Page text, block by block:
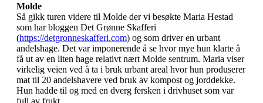
Molde
Så gikk turen videre til Molde der vi besøkte Maria Hestad
som har bloggen Det Grønne Skafferi
(https://detgronneskafferi.com) og som driver en urbant
andelshage. Det var imponerende å se hvor mye hun klarte å
få ut av en liten hage relativt nært Molde sentrum. Maria viser
virkelig veien ved å ta i bruk urbant areal hvor hun produserer
mat til 20 andelshavere ved bruk av kompost og jorddekke.
Hun hadde til og med en dverg fersken i drivhuset som var
full av frukt.